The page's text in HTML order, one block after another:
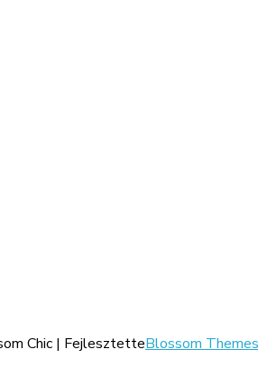
Chic | FejlesztetteBlossom Themes